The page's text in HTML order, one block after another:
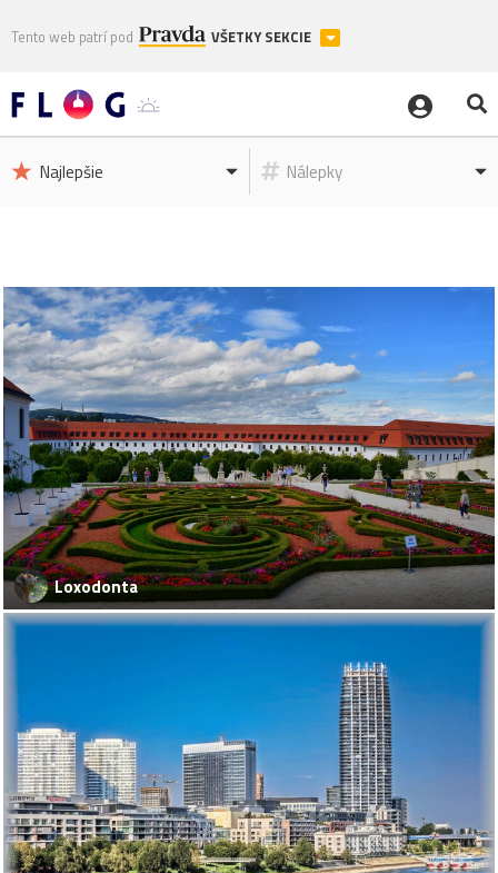
Tento web patrí pod VŠETKY SEKCIE
Najlepšie Nálepky
Loxodonta